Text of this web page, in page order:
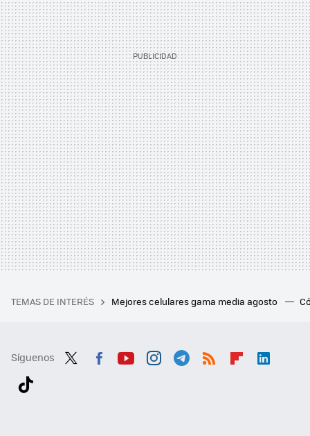
TEMAS DE INTERÉS Mejores celulares gama media agosto
Síguenos